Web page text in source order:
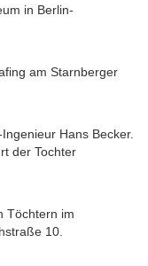
in Berlin-
am Starnberger
Hans Becker.
der Tochter
Töchtern im
10.